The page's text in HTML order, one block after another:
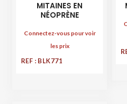
MITAINES EN
NÉOPRÈNE
Connectez-vous pour voir
les prix
REF : BLK771